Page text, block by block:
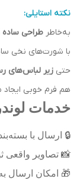
نکته استایلی:
به‌خاطر طراحی
با شورت‌های نخی
حتی زیر لباس‌های
هم فرم خوبی ایجاد
خدمات
🔒 ارسال با
📸 تصاویر
🎁 امکان ارسال